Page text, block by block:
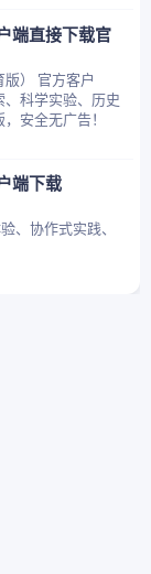
端直接下载官
） 官方客户
科学实验、历史
安全无广告！
端下载
、协作式实践、